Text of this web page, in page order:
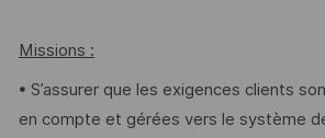
Missions :
• S’assurer que les exigences clients
en compte et gérées vers le système